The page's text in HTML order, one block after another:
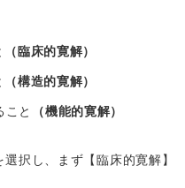
（臨床的寛解）
（構造的寛解）
こと （機能的寛解）
択し、まず【臨床的寛解】